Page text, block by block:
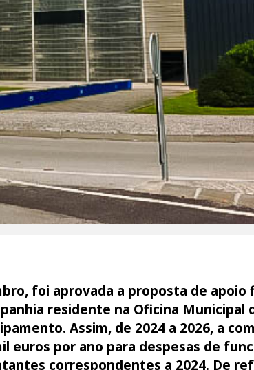
foi aprovada a proposta de apoio
residente na Oficina Municipal
Assim, de 2024 a 2026, a
euros por ano para despesas de
correspondentes a 2024. De